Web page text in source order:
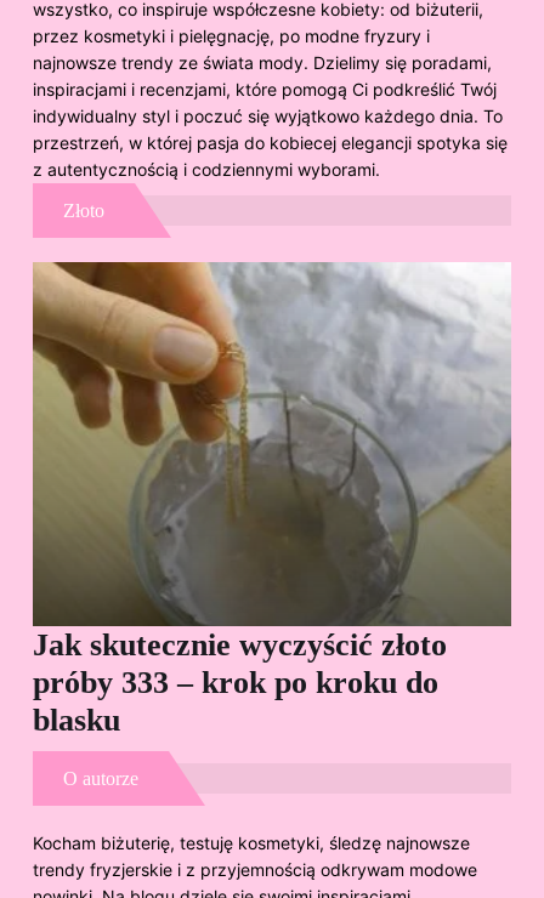
wszystko, co inspiruje współczesne kobiety: od biżuterii,
przez kosmetyki i pielęgnację, po modne fryzury i
najnowsze trendy ze świata mody. Dzielimy się poradami,
inspiracjami i recenzjami, które pomogą Ci podkreślić Twój
indywidualny styl i poczuć się wyjątkowo każdego dnia. To
przestrzeń, w której pasja do kobiecej elegancji spotyka się
z autentycznością i codziennymi wyborami.
Złoto
Jak skutecznie wyczyścić złoto
próby 333 – krok po kroku do
blasku
O autorze
Kocham biżuterię, testuję kosmetyki, śledzę najnowsze
trendy fryzjerskie i z przyjemnością odkrywam modowe